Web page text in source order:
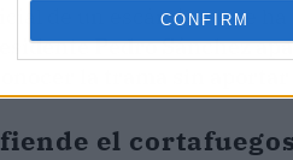
CONFIRM
de un escándalo que ha
Pedro Sánchez
la trama sin aportar
el cortafuegos